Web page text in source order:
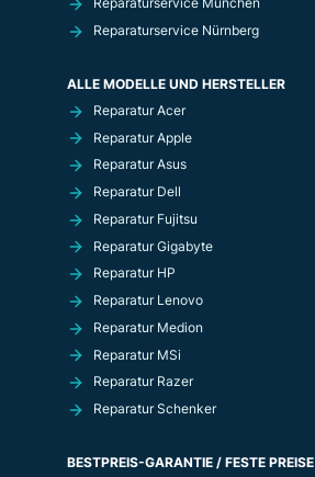
Reparaturservice Nürnberg
ALLE MODELLE UND HERSTELLER
Reparatur Acer
Reparatur Apple
Reparatur Asus
Reparatur Dell
Reparatur Fujitsu
Reparatur Gigabyte
Reparatur HP
Reparatur Lenovo
Reparatur Medion
Reparatur MSi
Reparatur Razer
Reparatur Schenker
BESTPREIS-GARANTIE / FESTE PREISE